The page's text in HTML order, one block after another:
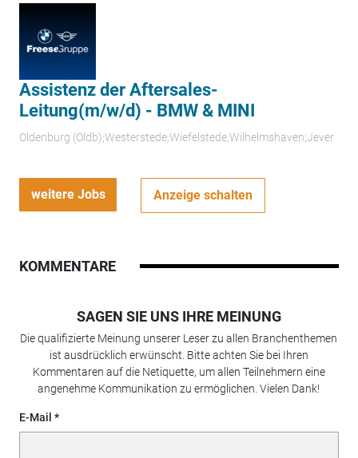
Assistenz der Aftersales-
Leitung(m/w/d) - BMW & MINI
Oldenburg (Oldb);Westerstede;Wiefelstede;Wilhelmshaven;Jever
weitere Jobs Anzeige schalten
KOMMENTARE
SAGEN SIE UNS IHRE MEINUNG
Die qualifizierte Meinung unserer Leser zu allen Branchenthemen
ist ausdrücklich erwünscht. Bitte achten Sie bei Ihren
Kommentaren auf die Netiquette, um allen Teilnehmern eine
angenehme Kommunikation zu ermöglichen. Vielen Dank!
E-Mail